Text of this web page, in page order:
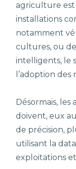
agriculture est
installations
notamment
cultures, ou
intelligents, le
l’adoption
Désormais,
doivent, eux
de précision,
utilisant la
exploitations